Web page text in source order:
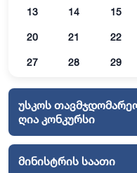
13 14 15
20 21 22
27 28 29
უსკოს
ღია კონკურსი
მინისტრის საათი